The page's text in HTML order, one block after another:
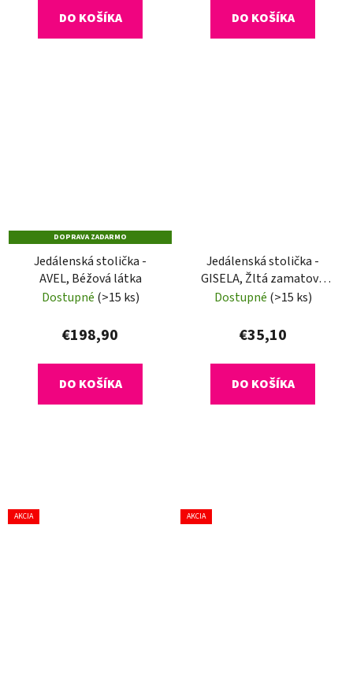
DO KOŠÍKA DO KOŠÍKA
DOPRAVA ZADARMO
Jedálenská stolička -
AVEL, Béžová látka
Dostupné (>15 ks)
€198,90
DO KOŠÍKA
Jedálenská stolička -
GISELA, Žltá zamatová
látka
Dostupné (>15 ks)
€35,10
DO KOŠÍKA
AKCIA AKCIA